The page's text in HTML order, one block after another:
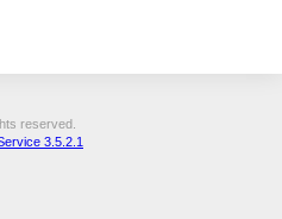
reserved.
3.5.2.1